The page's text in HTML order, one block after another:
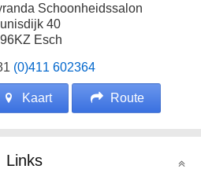
Schoonheidssalon
40
Esch
(0)411 602364
Kaart Route
Links